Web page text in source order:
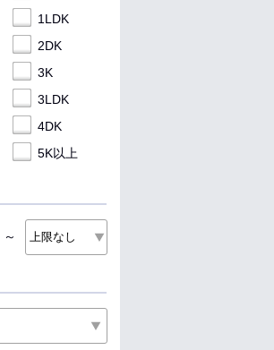
1LDK
2DK
3K
3LDK
4DK
5K以上
～